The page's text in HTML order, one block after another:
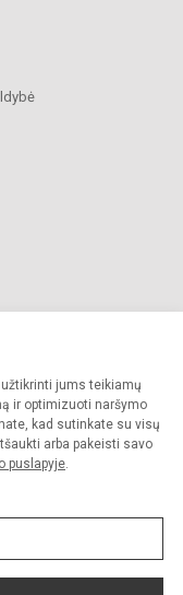
jums teikiamų
ir optimizuoti naršymo
kad sutinkate su visų
arba pakeisti savo
puslapyje.
teisės saugomos.
griežtai draudžiama.
valdymas